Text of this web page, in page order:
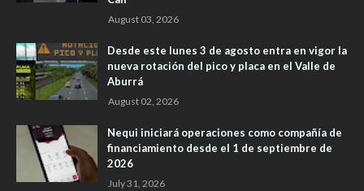
August 03, 2026
Desde este lunes 3 de agosto entra en vigor la
nueva rotación del pico y placa en el Valle de
Aburrá
August 02, 2026
Nequi iniciará operaciones como compañía de
financiamiento desde el 1 de septiembre de
2026
July 31, 2026